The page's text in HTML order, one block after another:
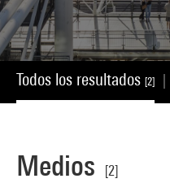
Todos los resultados [2]
Medios
[2]